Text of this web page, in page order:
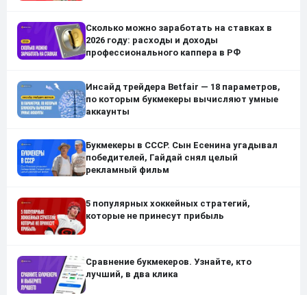
Сколько можно заработать на ставках в
2026 году: расходы и доходы
профессионального каппера в РФ
Инсайд трейдера Betfair — 18 параметров,
по которым букмекеры вычисляют умные
аккаунты
Букмекеры в СССР. Сын Есенина угадывал
победителей, Гайдай снял целый
рекламный фильм
5 популярных хоккейных стратегий,
которые не принесут прибыль
Сравнение букмекеров. Узнайте, кто
лучший, в два клика